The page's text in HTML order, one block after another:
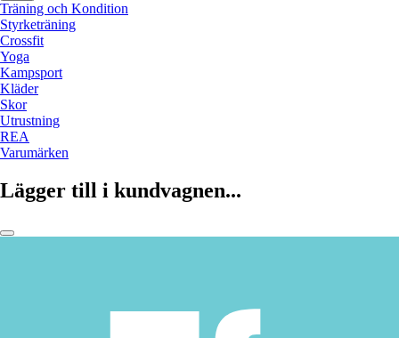
Träning och Kondition
Styrketräning
Crossfit
Yoga
Kampsport
Kläder
Skor
Utrustning
REA
Varumärken
Lägger till i kundvagnen...